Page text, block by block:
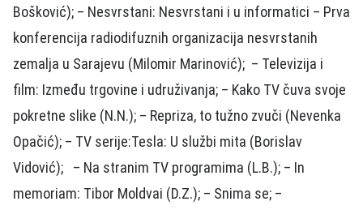
Bošković); – Nesvrstani: Nesvrstani i u informatici – Prva
konferencija radiodifuznih organizacija nesvrstanih
zemalja u Sarajevu (Milomir Marinović); – Televizija i
film: Između trgovine i udruživanja; – Kako TV čuva svoje
pokretne slike (N.N.); – Repriza, to tužno zvuči (Nevenka
Opačić); – TV serije:Tesla: U službi mita (Borislav
Vidović); – Na stranim TV programima (L.B.); – In
memoriam: Tibor Moldvai (D.Z.); – Snima se; –